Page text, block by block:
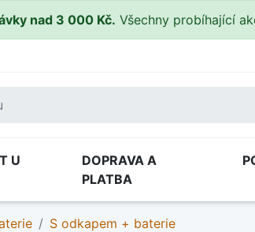
nad 3 000 Kč. Všechny probíhající
U
DOPRAVA A
PLATBA
S odkapem + baterie